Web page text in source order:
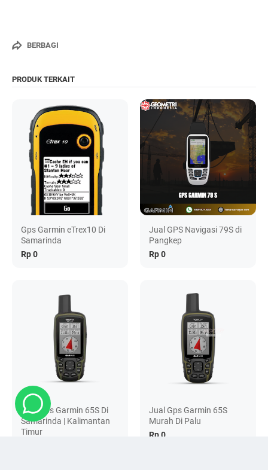
BERBAGI
PRODUK TERKAIT
Gps Garmin eTrex10 Di
Samarinda
Rp 0
Jual GPS Navigasi 79S di
Pangkep
Rp 0
Jual Gps Garmin 65S Di
Samarinda | Kalimantan
Timur
Jual Gps Garmin 65S
Murah Di Palu
Rp 0